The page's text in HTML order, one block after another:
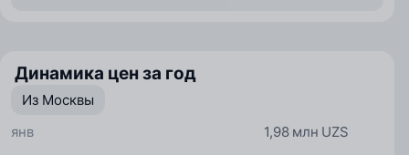
Динамика цен за год
Из Москвы
1,98 млн UZS
янв